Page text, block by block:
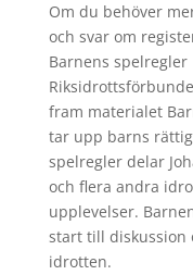
Om du behöver
och svar om
Barnens spelregler
fram materialet
tar upp barns
spelregler delar
och flera andra
upplevelser.
start till diskussion
idrotten.